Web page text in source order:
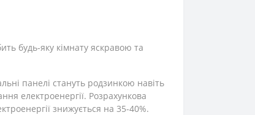
будь-яку кімнату яскравою та
панелі стануть родзинкою навіть
електроенергії. Розрахункова
знижується на 35-40%.